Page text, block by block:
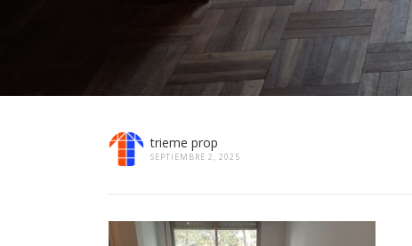
trieme prop
SEPTIEMBRE 2, 2025